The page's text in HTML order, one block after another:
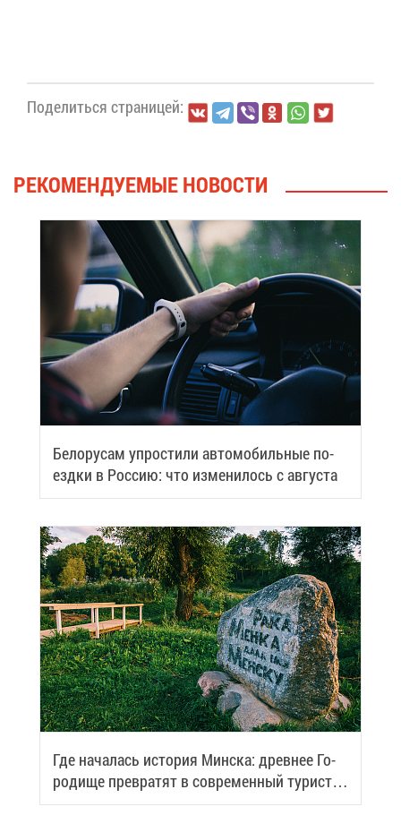
По­де­лить­ся стра­ни­цей:
РЕ­КО­МЕН­ДУ­Е­МЫЕ НО­ВО­СТИ
Бе­ло­ру­сам упро­сти­ли ав­то­мо­биль­ные по­
езд­ки в Рос­сию: что из­ме­ни­лось с ав­гу­ста
Где на­ча­лась ис­то­рия Мин­ска: древ­нее Го­
ро­ди­ще пре­вра­тят в со­вре­мен­ный ту­ри­сти­
че­ский центр